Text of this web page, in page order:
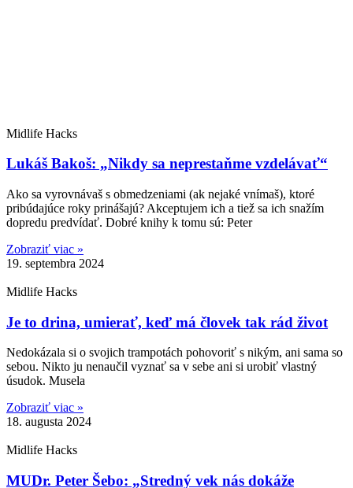
Midlife Hacks
Lukáš Bakoš: „Nikdy sa neprestaňme vzdelávať“
Ako sa vyrovnávaš s obmedzeniami (ak nejaké vnímaš), ktoré
pribúdajúce roky prinášajú? Akceptujem ich a tiež sa ich snažím
dopredu predvídať. Dobré knihy k tomu sú: Peter
Zobraziť viac »
19. septembra 2024
Midlife Hacks
Je to drina, umierať, keď má človek tak rád život
Nedokázala si o svojich trampotách pohovoriť s nikým, ani sama so
sebou. Nikto ju nenaučil vyznať sa v sebe ani si urobiť vlastný
úsudok. Musela
Zobraziť viac »
18. augusta 2024
Midlife Hacks
MUDr. Peter Šebo: „Stredný vek nás dokáže